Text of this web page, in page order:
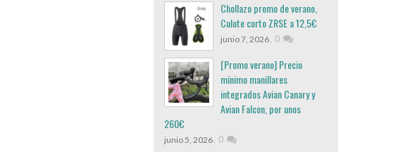
Chollazo promo de verano,
Culote corto ZRSE a 12,5€
junio 7, 2026, 0
[Promo verano] Precio
mínimo manillares
integrados Avian Canary y
Avian Falcon, por unos
260€
junio 5, 2026, 0